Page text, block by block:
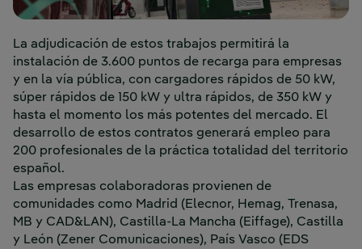
La adjudicación de estos trabajos permitirá la
instalación de 3.600 puntos de recarga para empresas
y en la vía pública, con cargadores rápidos de 50 kW,
súper rápidos de 150 kW y ultra rápidos, de 350 kW y
hasta el momento los más potentes del mercado. El
desarrollo de estos contratos generará empleo para
200 profesionales de la práctica totalidad del territorio
español.
Las empresas colaboradoras provienen de
comunidades como Madrid (Elecnor, Hemag, Trenasa,
MB y CAD&LAN), Castilla-La Mancha (Eiffage), Castilla
y León (Zener Comunicaciones), País Vasco (EDS